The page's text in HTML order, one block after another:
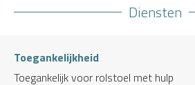
Diensten
Toegankelijkheid
Toegankelijk voor rolstoel met hulp